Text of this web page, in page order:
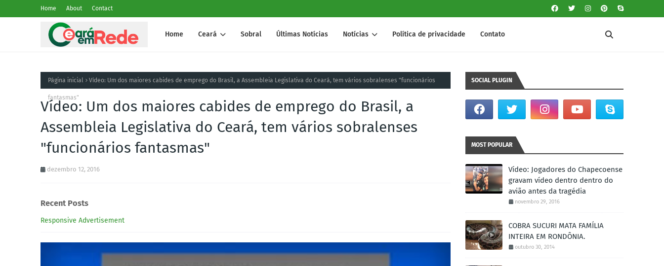
Home About Contact
Home Ceará Sobral Últimas Notícias Notícias Política de privacidade Contato
Página inicial Vídeo: Um dos maiores cabides de emprego do Brasil, a Assembleia Legislativa do Ceará, tem vários sobralenses "funcionários
fantasmas"
Vídeo: Um dos maiores cabides de emprego do Brasil, a
Assembleia Legislativa do Ceará, tem vários sobralenses
"funcionários fantasmas"
dezembro 12, 2016
Recent Posts
Responsive Advertisement
SOCIAL PLUGIN
MOST POPULAR
Vídeo: Jogadores do Chapecoense
gravam vídeo dentro dentro do
avião antes da tragédia
novembro 29, 2016
COBRA SUCURI MATA FAMÍLIA
INTEIRA EM RONDÔNIA.
outubro 30, 2014